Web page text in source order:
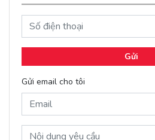
Gửi
Gửi email cho tôi